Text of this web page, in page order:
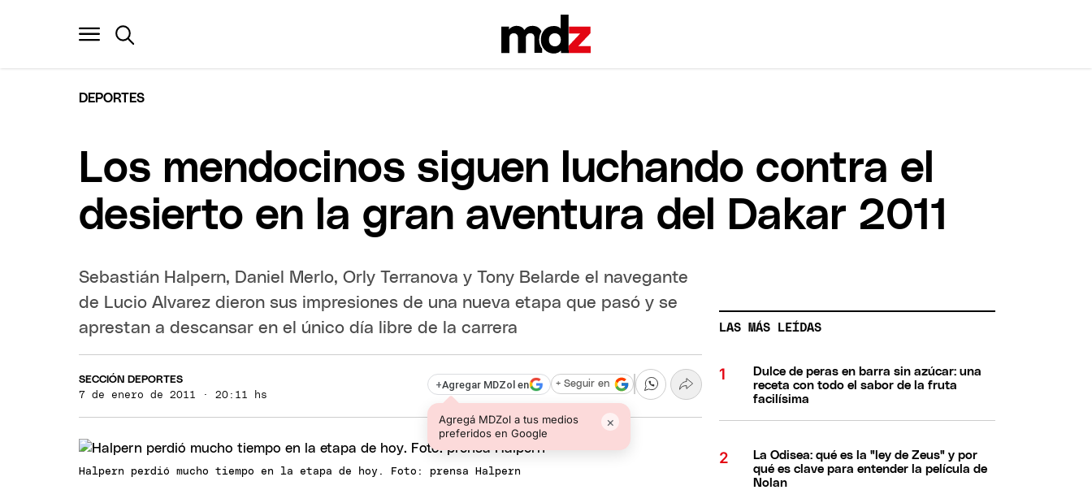
DEPORTES
Los mendocinos siguen luchando contra el
desierto en la gran aventura del Dakar 2011
Sebastián Halpern, Daniel Merlo, Orly Terranova y Tony Belarde el navegante
de Lucio Alvarez dieron sus impresiones de una nueva etapa que pasó y se
aprestan a descansar en el único día libre de la carrera
SECCIÓN DEPORTES
7 de enero de 2011 · 20:11 hs
+Agregar MDZol en
Agregá MDZol a tus medios
preferidos en Google
×
+ Seguir en
Halpern perdió mucho tiempo en la etapa de hoy. Foto: prensa Halpern
LAS MÁS LEÍDAS
Dulce de peras en barra sin azúcar: una
receta con todo el sabor de la fruta
facilísima
La Odisea: qué es la "ley de Zeus" y por
qué es clave para entender la película de
Nolan